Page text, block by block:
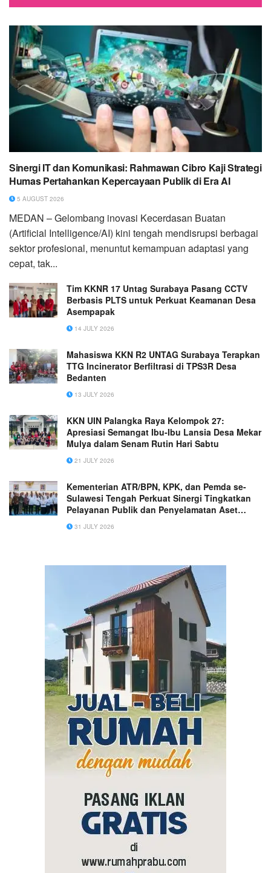
Sinergi IT dan Komunikasi: Rahmawan Cibro Kaji Strategi
Humas Pertahankan Kepercayaan Publik di Era AI
5 AUGUST 2026
MEDAN – Gelombang inovasi Kecerdasan Buatan
(Artificial Intelligence/AI) kini tengah mendisrupsi berbagai
sektor profesional, menuntut kemampuan adaptasi yang
cepat, tak...
Tim KKNR 17 Untag Surabaya Pasang CCTV
Berbasis PLTS untuk Perkuat Keamanan Desa
Asempapak
14 JULY 2026
Mahasiswa KKN R2 UNTAG Surabaya Terapkan
TTG Incinerator Berfiltrasi di TPS3R Desa
Bedanten
13 JULY 2026
KKN UIN Palangka Raya Kelompok 27:
Apresiasi Semangat Ibu‑Ibu Lansia Desa Mekar
Mulya dalam Senam Rutin Hari Sabtu
21 JULY 2026
Kementerian ATR/BPN, KPK, dan Pemda se-
Sulawesi Tengah Perkuat Sinergi Tingkatkan
Pelayanan Publik dan Penyelamatan Aset
Daerah
31 JULY 2026